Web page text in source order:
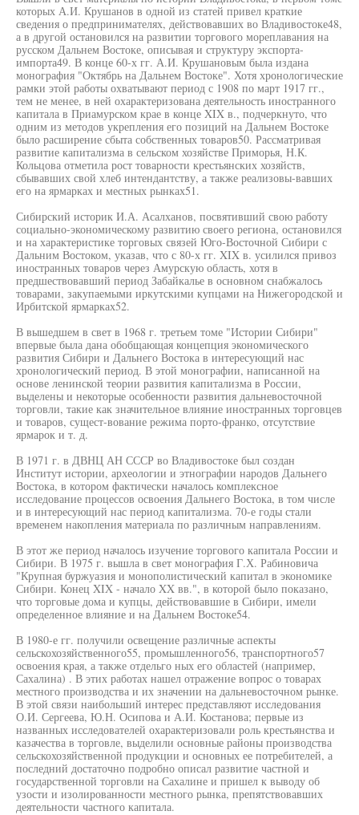
которых А.И. Крушанов в одной из статей привел краткие
сведения о предпринимателях, действовавших во Владивостоке48,
а в другой остановился на развитии торгового мореплавания на
русском Дальнем Востоке, описывая и структуру экспорта-
импорта49. В конце 60-х гг. А.И. Крушановым была издана
монография "Октябрь на Дальнем Востоке". Хотя хронологические
рамки этой работы охватывают период с 1908 по март 1917 гг.,
тем не менее, в ней охарактеризована деятельность иностранного
капитала в Приамурском крае в конце XIX в., подчеркнуто, что
одним из методов укрепления его позиций на Дальнем Востоке
было расширение сбыта собственных товаров50. Рассматривая
развитие капитализма в сельском хозяйстве Приморья, Н.К.
Кольцова отметила рост товарности крестьянских хозяйств,
сбывавших свой хлеб интендантству, а также реализовы-вавших
его на ярмарках и местных рынках51.
Сибирский историк И.А. Асалханов, посвятивший свою работу
социально-экономическому развитию своего региона, остановился
и на характеристике торговых связей Юго-Восточной Сибири с
Дальним Востоком, указав, что с 80-х гг. XIX в. усилился привоз
иностранных товаров через Амурскую область, хотя в
предшествовавший период Забайкалье в основном снабжалось
товарами, закупаемыми иркутскими купцами на Нижегородской и
Ирбитской ярмарках52.
В вышедшем в свет в 1968 г. третьем томе "Истории Сибири"
впервые была дана обобщающая концепция экономического
развития Сибири и Дальнего Востока в интересующий нас
хронологический период. В этой монографии, написанной на
основе ленинской теории развития капитализма в России,
выделены и некоторые особенности развития дальневосточной
торговли, такие как значительное влияние иностранных торговцев
и товаров, сущест-вование режима порто-франко, отсутствие
ярмарок и т. д.
В 1971 г. в ДВНЦ АН СССР во Владивостоке был создан
Институт истории, археологии и этнографии народов Дальнего
Востока, в котором фактически началось комплексное
исследование процессов освоения Дальнего Востока, в том числе
и в интересующий нас период капитализма. 70-е годы стали
временем накопления материала по различным направлениям.
В этот же период началось изучение торгового капитала России и
Сибири. В 1975 г. вышла в свет монография Г.Х. Рабиновича
"Крупная буржуазия и монополистический капитал в экономике
Сибири. Конец XIX - начало XX вв.", в которой было показано,
что торговые дома и купцы, действовавшие в Сибири, имели
определенное влияние и на Дальнем Востоке54.
В 1980-е гг. получили освещение различные аспекты
сельскохозяйственного55, промышленного56, транспортного57
освоения края, а также отдельго ных его областей (например,
Сахалина) . В этих работах нашел отражение вопрос о товарах
местного производства и их значении на дальневосточном рынке.
В этой связи наибольший интерес представляют исследования
О.И. Сергеева, Ю.Н. Осипова и А.И. Костанова; первые из
названных исследователей охарактеризовали роль крестьянства и
казачества в торговле, выделили основные районы производства
сельскохозяйственной продукции и основных ее потребителей, а
последний достаточно подробно описал развитие частной и
государственной торговли на Сахалине и пришел к выводу об
узости и изолированности местного рынка, препятствовавших
деятельности частного капитала.